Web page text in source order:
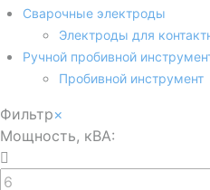
Сварочные электроды
Электроды для
Ручной пробивной
Пробивной инструмент
Фильтр×
Мощность, кВА: